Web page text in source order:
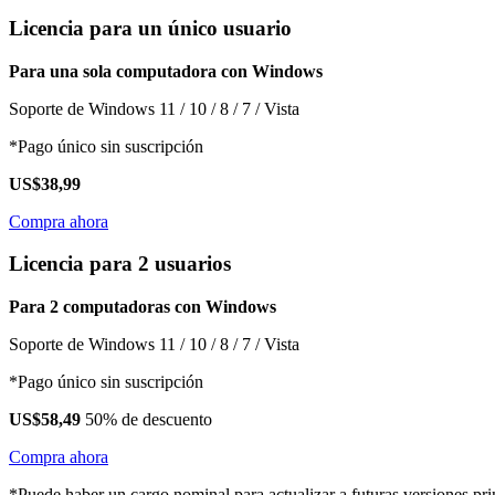
Licencia para un único usuario
Para una sola computadora con Windows
Soporte de Windows 11 / 10 / 8 / 7 / Vista
*Pago único sin suscripción
US$38,99
Compra ahora
Licencia para 2 usuarios
Para 2 computadoras con Windows
Soporte de Windows 11 / 10 / 8 / 7 / Vista
*Pago único sin suscripción
US$58,49 50% de descuento
Compra ahora